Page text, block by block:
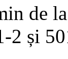
de
2 și